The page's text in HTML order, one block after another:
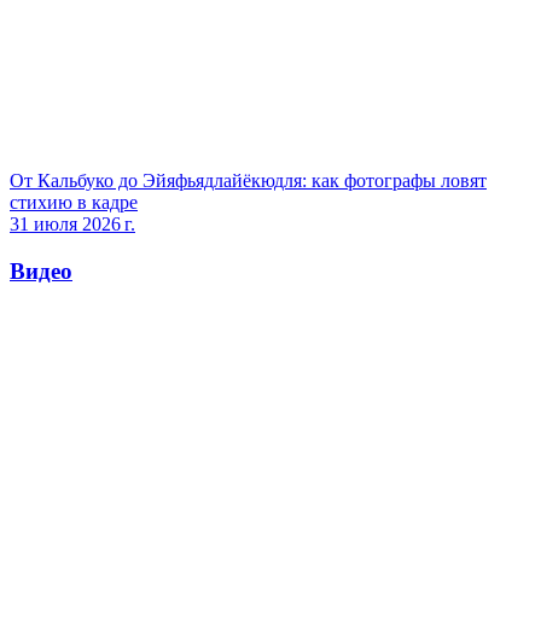
От Кальбуко до Эйяфьядлайёкюдля: как фотографы ловят
стихию в кадре
31 июля 2026 г.
Видео